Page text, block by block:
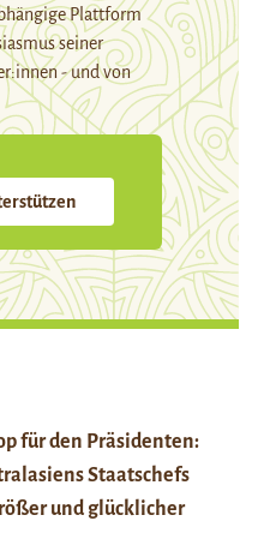
Plattform
seiner
- und von
für den Präsidenten:
Staatschefs
und glücklicher